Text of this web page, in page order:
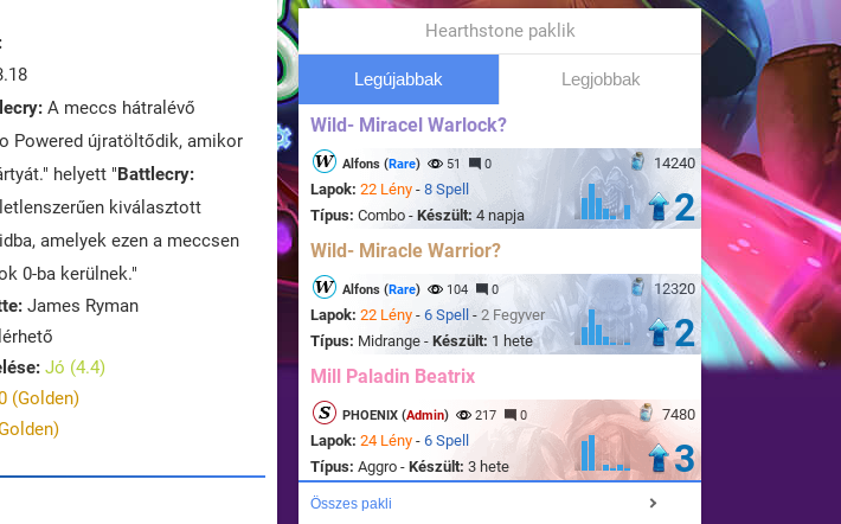
A meccs hátralévő
Powered újratöltődik, amikor
helyett "Battlecry:
kiválasztott
amelyek ezen a meccsen
0-ba kerülnek."
James Ryman
Jó (4.4)
(Golden)
Hearthstone paklik
Legújabbak Legjobbak
Wild- Miracel Warlock?
14240
Alfons (Rare) 51 0
Lapok: 22 Lény - 8 Spell
Típus: Combo - Készült: 4 napja 2
Wild- Miracle Warrior?
12320
Alfons (Rare) 104 0
Lapok: 22 Lény - 6 Spell - 2 Fegyver
Típus: Midrange - Készült: 1 hete 2
Mill Paladin Beatrix
7480
PHOENIX (Admin) 217 0
Lapok: 24 Lény - 6 Spell
Típus: Aggro - Készült: 3 hete 3
Összes pakli